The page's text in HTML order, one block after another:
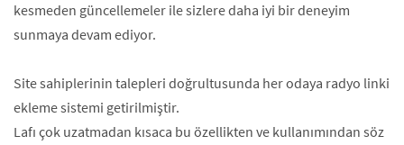
kesmeden güncellemeler ile sizlere daha iyi bir deneyim
sunmaya devam ediyor.
Site sahiplerinin talepleri doğrultusunda her odaya radyo linki
ekleme sistemi getirilmiştir.
Lafı çok uzatmadan kısaca bu özellikten ve kullanımından söz